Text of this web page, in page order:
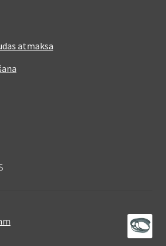
atmaksa